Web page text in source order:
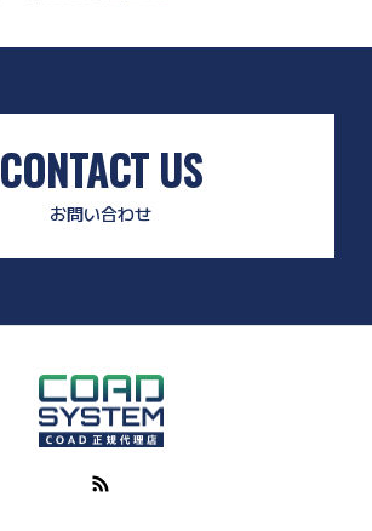
CONTACT US
お問い合わせ